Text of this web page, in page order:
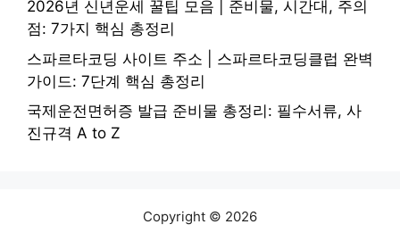
2026년 신년운세 꿀팁 모음 | 준비물, 시간대, 주의
점: 7가지 핵심 총정리
스파르타코딩 사이트 주소 | 스파르타코딩클럽 완벽
가이드: 7단계 핵심 총정리
국제운전면허증 발급 준비물 총정리: 필수서류, 사
진규격 A to Z
Copyright © 2026